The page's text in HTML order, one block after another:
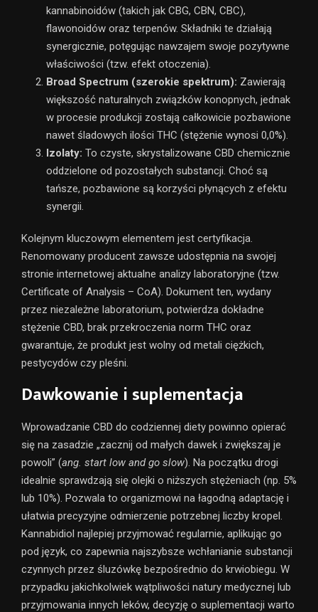
kannabinoidów (takich jak CBG, CBN, CBC),
flawonoidów oraz terpenów. Składniki te działają
synergicznie, potęgując nawzajem swoje pozytywne
właściwości (tzw. efekt otoczenia).
Broad Spectrum (szerokie spektrum): Zawierają
większość naturalnych związków konopnych, jednak
w procesie produkcji zostają całkowicie pozbawione
nawet śladowych ilości THC (stężenie wynosi 0,0%).
Izolaty: To czyste, skrystalizowane CBD chemicznie
oddzielone od pozostałych substancji. Choć są
tańsze, pozbawione są korzyści płynących z efektu
synergii.
Kolejnym kluczowym elementem jest certyfikacja.
Renomowany producent zawsze udostępnia na swojej
stronie internetowej aktualne analizy laboratoryjne (tzw.
Certificate of Analysis – CoA). Dokument ten, wydany
przez niezależne laboratorium, potwierdza dokładne
stężenie CBD, brak przekroczenia norm THC oraz
gwarantuje, że produkt jest wolny od metali ciężkich,
pestycydów czy pleśni.
Dawkowanie i suplementacja
Wprowadzanie CBD do codziennej diety powinno opierać
się na zasadzie „zacznij od małych dawek i zwiększaj je
powoli” (ang. start low and go slow). Na początku drogi
idealnie sprawdzają się olejki o niższych stężeniach (np. 5%
lub 10%). Pozwala to organizmowi na łagodną adaptację i
ułatwia precyzyjne odmierzenie potrzebnej liczby kropel.
Kannabidiol najlepiej przyjmować regularnie, aplikując go
pod język, co zapewnia najszybsze wchłanianie substancji
czynnych przez śluzówkę bezpośrednio do krwiobiegu. W
przypadku jakichkolwiek wątpliwości natury medycznej lub
przyjmowania innych leków, decyzję o suplementacji warto